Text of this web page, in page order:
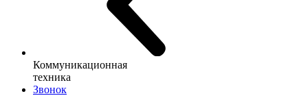
Коммуникационная
техника
Звонок